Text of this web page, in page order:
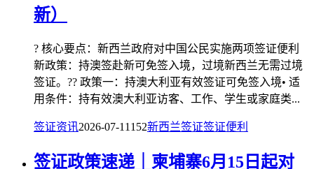
新）
? 核心要点：新西兰政府对中国公民实施两项签证便利
新政策：持澳签赴新可免签入境，过境新西兰无需过境
签证。?? 政策一：持澳大利亚有效签证可免签入境• 适
用条件：持有效澳大利亚访客、工作、学生或家庭类...
签证资讯2026-07-11 152新西兰签证签证便利
签证政策速递｜柬埔寨6月15日起对